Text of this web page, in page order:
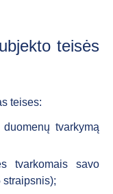
teisės
teises:
tvarkymą
tvarkomais savo